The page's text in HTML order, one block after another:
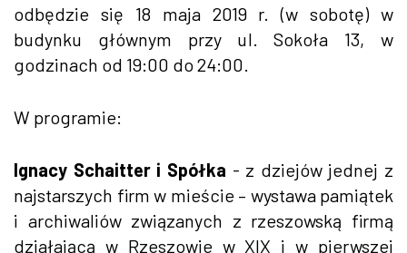
odbędzie się 18 maja 2019 r. (w sobotę) w
budynku głównym przy ul. Sokoła 13, w
godzinach od 19:00 do 24:00.
W programie:
Ignacy Schaitter i Spółka - z dziejów jednej z
najstarszych firm w mieście – wystawa pamiątek
i archiwaliów związanych z rzeszowską firmą
działającą w Rzeszowie w XIX i w pierwszej